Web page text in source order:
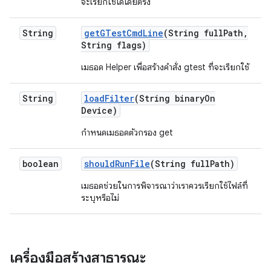
String getGTestCmdLine(String fullPath ,
String flags)
เมธอด Helper เพื่อสร้างคำสั่ง gtest ที่จะเรียกใช้
String loadFilter(String binaryOn
Device)
กำหนดเมธอดตัวกรอง get
boolean shouldRunFile(String fullPath)
เมธอดช่วยในการพิจารณาว่าเราควรเรียกใช้ไฟล์ที่
ระบุหรือไม่
เครื่องมือสร้างสาธารณะ